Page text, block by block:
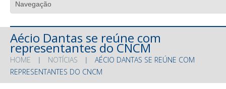
Aécio Dantas se reúne com
representantes do CNCM
HOME NOTÍCIAS
AÉCIO DANTAS SE REÚNE COM
REPRESENTANTES DO CNCM